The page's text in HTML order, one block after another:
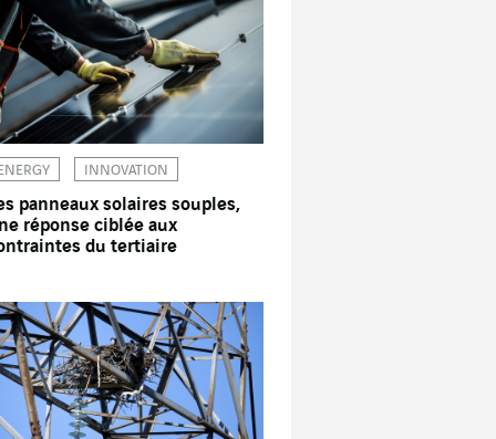
INNOVATION
panneaux solaires souples,
réponse ciblée aux
du tertiaire